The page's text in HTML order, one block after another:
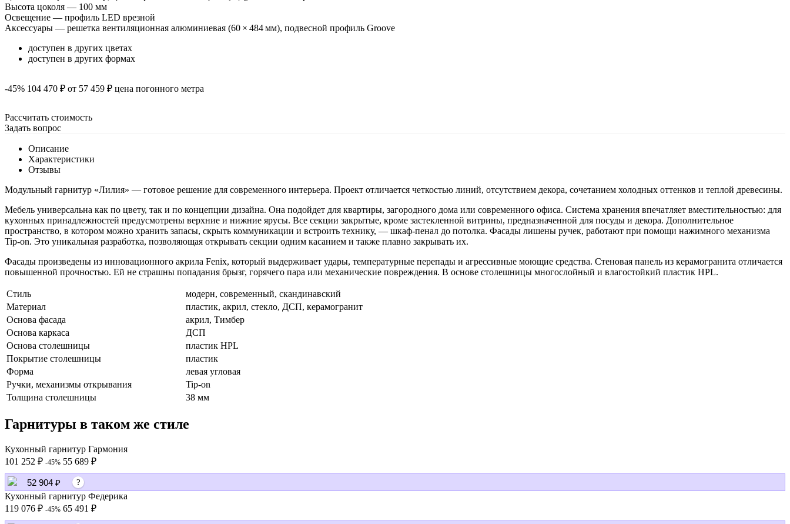
Высота цоколя — 100 мм
Освещение — профиль LED врезной
Аксессуары — решетка вентиляционная алюминиевая (60 × 484 мм), подвесной профиль Groove
доступен в других цветах
доступен в других формах
-45% 104 470 ₽ от 57 459 ₽ цена погонного метра
Рассчитать стоимость
Задать вопрос
Описание
Характеристики
Отзывы
Модульный гарнитур «Лилия» ― готовое решение для современного интерьера. Проект отличается четкостью линий, отсутствием декора, сочетанием холодных оттенков и теплой древесины.
Мебель универсальна как по цвету, так и по концепции дизайна. Она подойдет для квартиры, загородного дома или современного офиса. Система хранения впечатляет вместительностью: для
кухонных принадлежностей предусмотрены верхние и нижние ярусы. Все секции закрытые, кроме застекленной витрины, предназначенной для посуды и декора. Дополнительное
пространство, в котором можно хранить запасы, скрыть коммуникации и встроить технику, ― шкаф-пенал до потолка. Фасады лишены ручек, работают при помощи нажимного механизма
Tip-on. Это уникальная разработка, позволяющая открывать секции одним касанием и также плавно закрывать их.
Фасады произведены из инновационного акрила Fenix, который выдерживает удары, температурные перепады и агрессивные моющие средства. Стеновая панель из керамогранита отличается
повышенной прочностью. Ей не страшны попадания брызг, горячего пара или механические повреждения. В основе столешницы многослойный и влагостойкий пластик HPL.
Стиль
модерн, современный, скандинавский
Материал
пластик, акрил, стекло, ДСП, керамогранит
Основа фасада
акрил, Тимбер
Основа каркаса
ДСП
Основа столешницы
пластик HPL
Покрытие столешницы
пластик
Форма
левая угловая
Ручки, механизмы открывания
Tip-on
Толщина столешницы
38 мм
Гарнитуры в таком же стиле
Кухонный гарнитур Гармония
101 252 ₽ -45% 55 689 ₽
52 904 ₽ ?
Кухонный гарнитур Федерика
119 076 ₽ -45% 65 491 ₽